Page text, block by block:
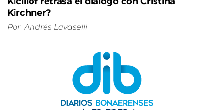
Kirchner?
Por Andrés Lavaselli